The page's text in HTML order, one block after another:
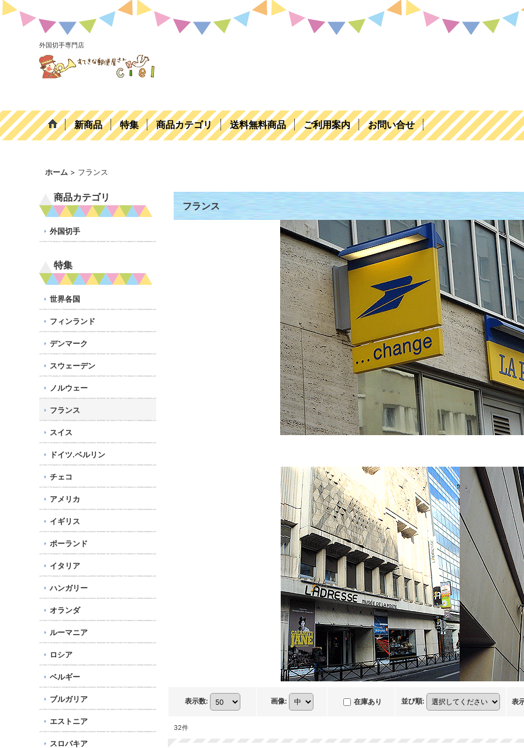
外国切手専門店
新商品 特集 商品カテゴリ 送料無料商品 ご利用案内 お問い合せ
ホーム > フランス
商品カテゴリ
外国切手
特集
世界各国
フィンランド
デンマーク
スウェーデン
ノルウェー
フランス
スイス
ドイツ.ベルリン
チェコ
アメリカ
イギリス
ポーランド
イタリア
ハンガリー
オランダ
ルーマニア
ロシア
ベルギー
ブルガリア
エストニア
スロバキア
フランス
表示数: 画像: 在庫あり 並び順: 表
32件